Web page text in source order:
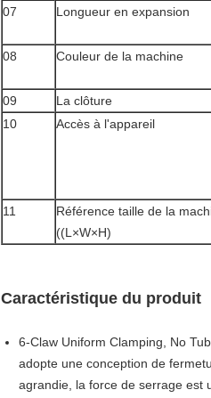
07
Longueur en expansion
08
Couleur de la machine
09
La clôture
10
Accès à l'appareil
11
Référence taille de la
((L×W×H)
Caractéristique du produit
6-Claw Uniform Clamping, No
adopte une conception de
agrandie, la force de serrage est